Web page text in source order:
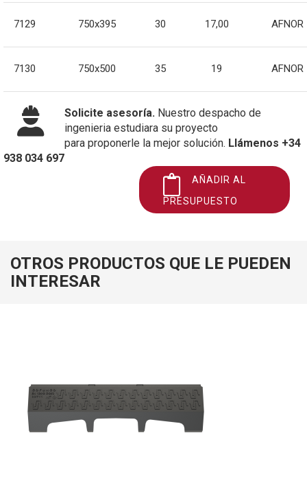
7129 750x395 30 17,00 AFNOR
7130 750x500 35 19 AFNOR
Solicite asesoría. Nuestro despacho de
ingenieria estudiara su proyecto
para proponerle la mejor solución. Llámenos +34
938 034 697
AÑADIR AL
PRESUPUESTO
OTROS PRODUCTOS QUE LE PUEDEN
INTERESAR